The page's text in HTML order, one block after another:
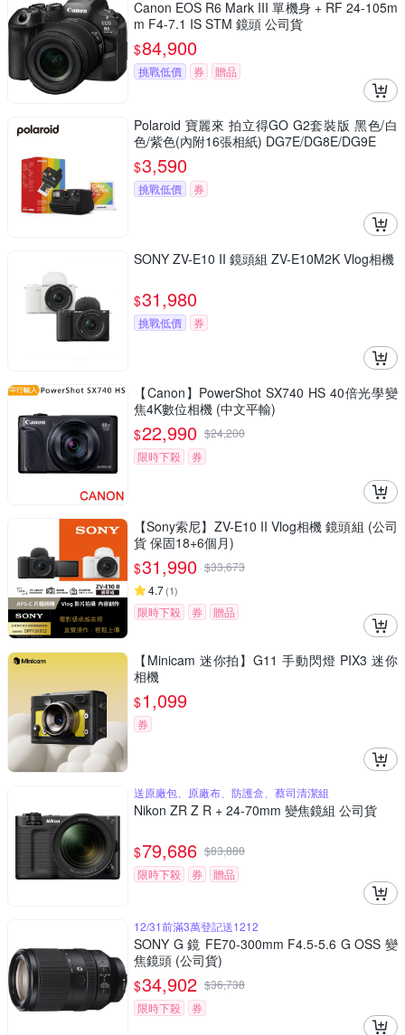
Canon EOS R6 Mark III 單機身 + RF 24-105m
m F4-7.1 IS STM 鏡頭 公司貨
$84,900
挑戰低價 券 贈品
Polaroid 寶麗來 拍立得GO G2套裝版 黑色/白
色/紫色(內附16張相紙) DG7E/DG8E/DG9E
$3,590
挑戰低價 券
SONY ZV-E10 II 鏡頭組 ZV-E10M2K Vlog相機
$31,980
挑戰低價 券
【Canon】PowerShot SX740 HS 40倍光學變
焦4K數位相機 (中文平輸)
$22,990 $24,200
限時下殺
券
【Sony索尼】ZV-E10 II Vlog相機 鏡頭組 (公司
貨 保固18+6個月)
$31,990 $33,673
4.7(1)
限時下殺 券 贈品
【Minicam 迷你拍】G11 手動閃燈 PIX3 迷你
相機
$1,099
券
送原廠包、原廠布、防護盒、蔡司清潔組
Nikon ZR Z R + 24-70mm 變焦鏡組 公司貨
$79,686 $83,880
限時下殺
券 贈品
12/31前滿3萬登記送1212
SONY G 鏡 FE70-300mm F4.5-5.6 G OSS 變
焦鏡頭 (公司貨)
$34,902 $36,738
限時下殺
券